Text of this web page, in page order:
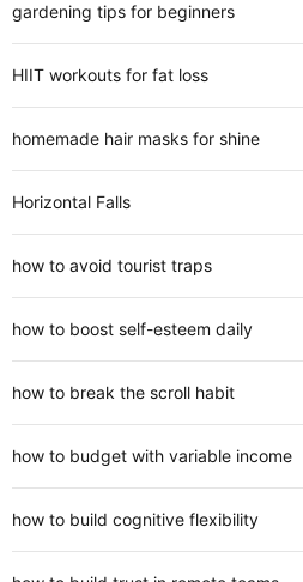
gardening tips for beginners
HIIT workouts for fat loss
homemade hair masks for shine
Horizontal Falls
how to avoid tourist traps
how to boost self-esteem daily
how to break the scroll habit
how to budget with variable income
how to build cognitive flexibility